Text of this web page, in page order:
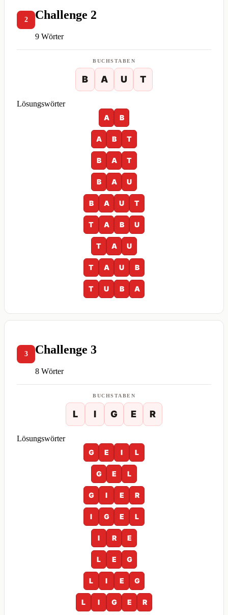
2 Challenge 2
9 Wörter
BUCHSTABEN
B A U T
Lösungswörter
A
B
A B T
B A T
B A U
B A U T
T A B U
T A U
T A U B
T U B A
3 Challenge 3
8 Wörter
BUCHSTABEN
L I G E R
Lösungswörter
G
E I L
G E L
G I E R
I G E L
I R E
L E G
L I E G
L I G E R